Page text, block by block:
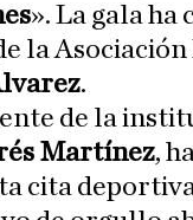
». La gala ha
la
.
de la
Martínez,
cita